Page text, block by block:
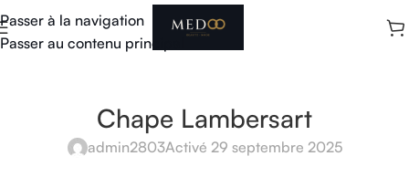
Passer à la navigation
Passer au contenu principal
Chape Lambersart
admin2803Activé 29 septembre 2025